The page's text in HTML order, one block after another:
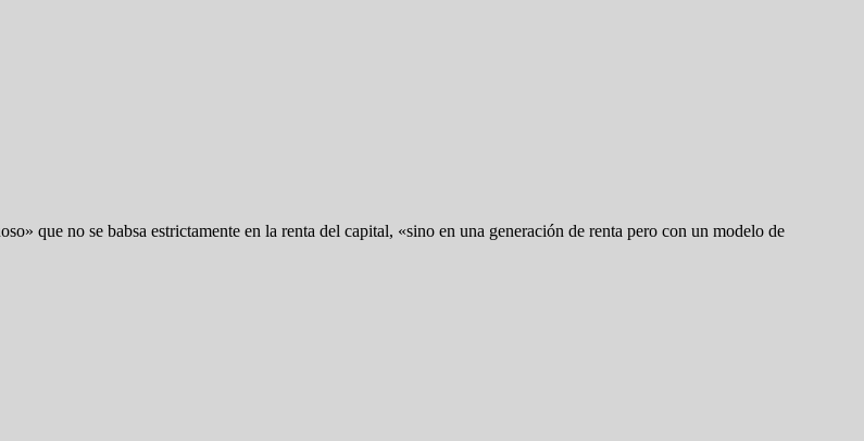
que no se babsa estrictamente en la renta del capital, «sino en una generación de renta pero con un modelo de